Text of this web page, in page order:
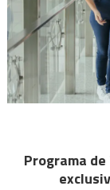
Programa